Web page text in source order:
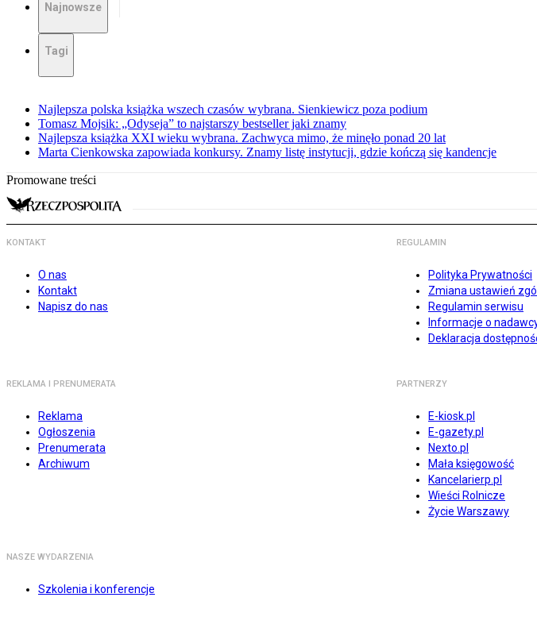
Najnowsze
Tagi
Najlepsza polska książka wszech czasów wybrana. Sienkiewicz poza podium
Tomasz Mojsik: „Odyseja” to najstarszy bestseller jaki znamy
Najlepsza książka XXI wieku wybrana. Zachwyca mimo, że minęło ponad 20 lat
Marta Cienkowska zapowiada konkursy. Znamy listę instytucji, gdzie kończą się kandencje
Promowane treści
KONTAKT
O nas
Kontakt
Napisz do nas
REGULAMIN
Polityka Prywatności
Zmiana ustawień
Regulamin serwisu
Informacje o
Deklaracja
REKLAMA I PRENUMERATA
Reklama
Ogłoszenia
Prenumerata
Archiwum
PARTNERZY
E-kiosk.pl
E-gazety.pl
Nexto.pl
Mała księgowość
Kancelarierp.pl
Wieści Rolnicze
Życie Warszawy
NASZE WYDARZENIA
Szkolenia i konferencje